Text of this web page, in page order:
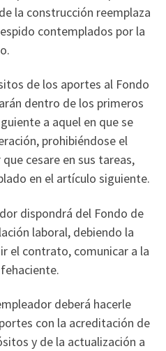
la construcción reemplaza
contemplados por la
de los aportes al Fondo
dentro de los primeros
a aquel en que se
prohibiéndose el
cesare en sus tareas,
en el artículo siguiente.
dispondrá del Fondo de
laboral, debiendo la
el contrato, comunicar a la
deberá hacerle
con la acreditación de
y de la actualización a